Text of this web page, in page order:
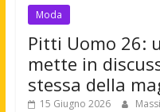
Moda
Pitti Uomo 26:
mette in
stessa della
15 Giugno 2026